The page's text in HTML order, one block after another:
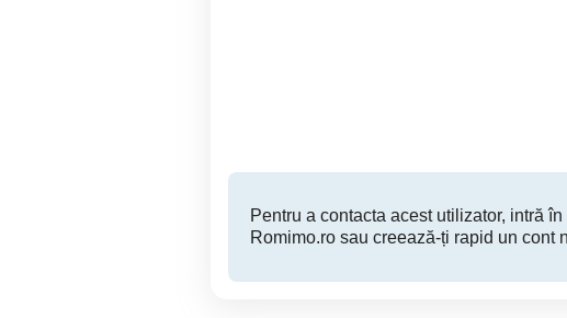
Pentru a contacta acest utilizator, intră în
Romimo.ro sau creează-ți rapid un cont